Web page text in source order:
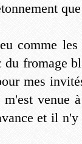
comme
du fromage
mes
venue
et il n'y